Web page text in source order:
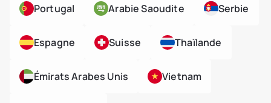
Portugal Arabie Saoudite Serbie
Espagne Suisse Thaïlande
Émirats Arabes Unis Vietnam